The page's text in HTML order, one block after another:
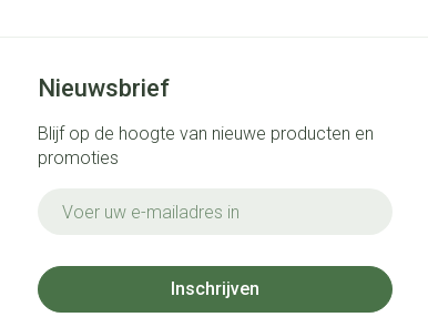
Nieuwsbrief
Blijf op de hoogte van nieuwe producten en
promoties
Inschrijven